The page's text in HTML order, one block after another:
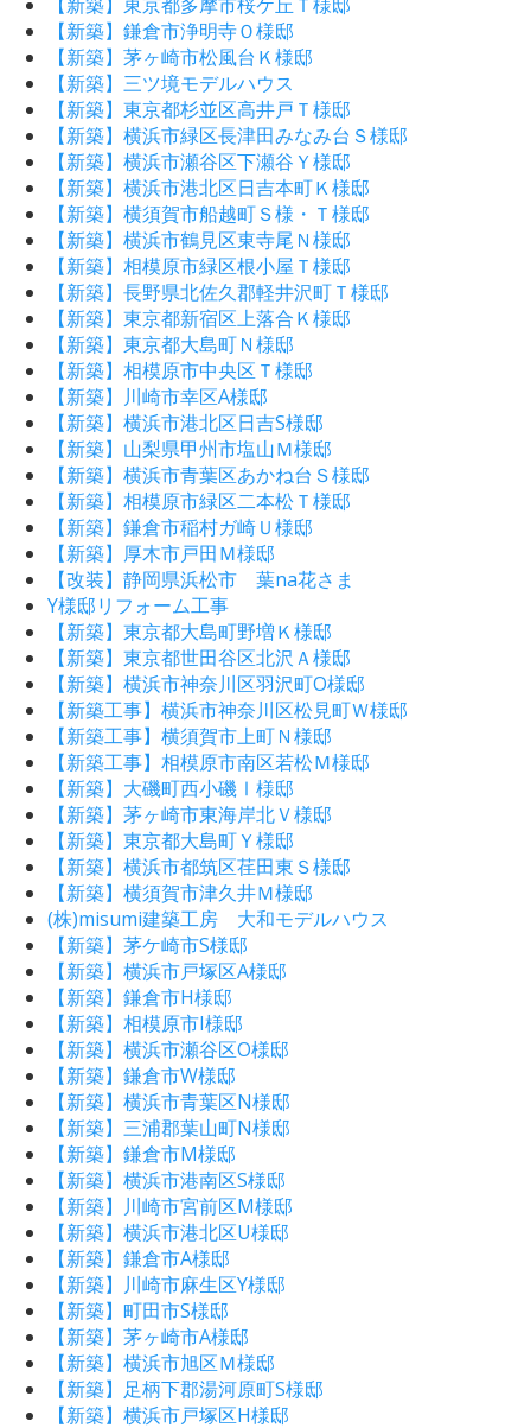
【新築】鎌倉市浄明寺Ｏ様邸
【新築】茅ヶ崎市松風台Ｋ様邸
【新築】三ツ境モデルハウス
【新築】東京都杉並区高井戸Ｔ様邸
【新築】横浜市緑区長津田みなみ台Ｓ様邸
【新築】横浜市瀬谷区下瀬谷Ｙ様邸
【新築】横浜市港北区日吉本町Ｋ様邸
【新築】横須賀市船越町Ｓ様・Ｔ様邸
【新築】横浜市鶴見区東寺尾Ｎ様邸
【新築】相模原市緑区根小屋Ｔ様邸
【新築】長野県北佐久郡軽井沢町Ｔ様邸
【新築】東京都新宿区上落合Ｋ様邸
【新築】東京都大島町Ｎ様邸
【新築】相模原市中央区Ｔ様邸
【新築】川崎市幸区A様邸
【新築】横浜市港北区日吉S様邸
【新築】山梨県甲州市塩山Ｍ様邸
【新築】横浜市青葉区あかね台Ｓ様邸
【新築】相模原市緑区二本松Ｔ様邸
【新築】鎌倉市稲村ガ崎Ｕ様邸
【新築】厚木市戸田Ｍ様邸
【改装】静岡県浜松市 葉na花さま
Y様邸リフォーム工事
【新築】東京都大島町野増Ｋ様邸
【新築】東京都世田谷区北沢Ａ様邸
【新築】横浜市神奈川区羽沢町O様邸
【新築工事】横浜市神奈川区松見町Ｗ様邸
【新築工事】横須賀市上町Ｎ様邸
【新築工事】相模原市南区若松Ｍ様邸
【新築】大磯町西小磯Ⅰ様邸
【新築】茅ヶ崎市東海岸北Ｖ様邸
【新築】東京都大島町Ｙ様邸
【新築】横浜市都筑区荏田東Ｓ様邸
【新築】横須賀市津久井Ｍ様邸
(株)misumi建築工房 大和モデルハウス
【新築】茅ケ崎市S様邸
【新築】横浜市戸塚区A様邸
【新築】鎌倉市H様邸
【新築】相模原市I様邸
【新築】横浜市瀬谷区O様邸
【新築】鎌倉市W様邸
【新築】横浜市青葉区N様邸
【新築】三浦郡葉山町N様邸
【新築】鎌倉市M様邸
【新築】横浜市港南区S様邸
【新築】川崎市宮前区M様邸
【新築】横浜市港北区U様邸
【新築】鎌倉市A様邸
【新築】川崎市麻生区Y様邸
【新築】町田市S様邸
【新築】茅ヶ崎市A様邸
【新築】横浜市旭区Ｍ様邸
【新築】足柄下郡湯河原町S様邸
【新築】横浜市戸塚区H様邸